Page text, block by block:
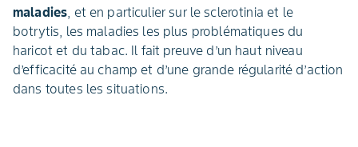
maladies, et en particulier sur le sclerotinia et le
botrytis, les maladies les plus problématiques du
haricot et du tabac. Il fait preuve d’un haut niveau
d’efficacité au champ et d’une grande régularité d’action
dans toutes les situations.